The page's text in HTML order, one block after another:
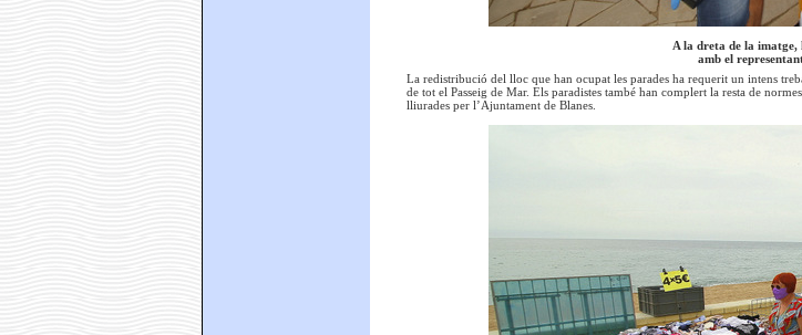
A la dreta de la imatge,
amb el
La redistribució del lloc que han ocupat les parades ha requerit un intens
de tot el Passeig de Mar. Els paradistes també han complert la resta de
lliurades per l’Ajuntament de Blanes.